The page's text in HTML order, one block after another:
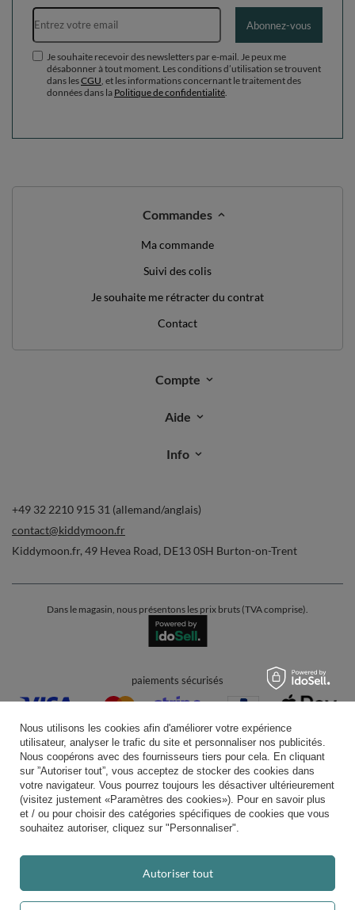
Adresse e-mail
Abonnez-vous
Je souhaite recevoir des newsletters par e-mail. Je peux me
désabonner à tout moment. Les conditions d’utilisation se trouvent
dans lesCGU , et les informations concernant le traitement des
données dans la Politique de confidentialité
Commandes
Ma commande
Suivi des colis
Je souhaite me rétracter du contrat
Contact
Compte
Aide
Info
+49 32 2210 915 31 (allemand/anglais)
contact@kiddymoon.fr
Kiddymoon.fr, 49 Hevea Road, DE13 0SH Burton-on-Trent
Dans le magasin, nous présentons les prix bruts (TVA comprise).
paiements sécurisés
livraison pratique
vous pouvez nous faire confiance
Nous utilisons les cookies afin d'améliorer votre expérience
utilisateur, analyser le trafic du site et personnaliser nos publicités.
Nous coopérons avec des fournisseurs tiers pour cela. En cliquant
sur ”Autoriser tout”, vous acceptez de stocker des cookies dans
votre navigateur. Vous pourrez toujours les désactiver ultérieurement
(visitez justement «Paramètres des cookies»). Pour en savoir plus
et / ou pour choisir des catégories spécifiques de cookies que vous
souhaitez autoriser, cliquez sur "Personnaliser".
Autoriser tout